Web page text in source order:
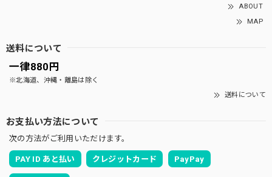
ABOUT
MAP
送料について
一律880円
※北海道、沖縄・離島は除く
送料について
お支払い方法について
次の方法がご利用いただけます。
PAY ID あと払い クレジットカード PayPay